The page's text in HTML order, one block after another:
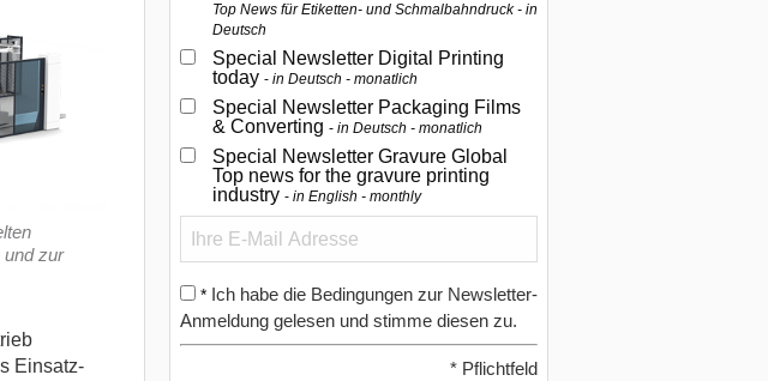
zur
Einsatz-
Top News für Etiketten- und Schmalbahndruck - in
Deutsch
Special Newsletter Digital Printing
today in Deutsch - monatlich
Special Newsletter Packaging Films
& Converting in Deutsch - monatlich
Special Newsletter Gravure Global
Top news for the gravure printing
industry in English - monthly
* Ich habe die Bedingungen zur Newsletter-
Anmeldung gelesen und stimme diesen zu.
* Pflichtfeld